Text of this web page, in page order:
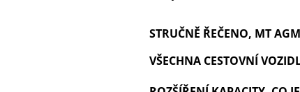
STRUČNĚ ŘEČENO, MT
VŠECHNA CESTOVNÍ